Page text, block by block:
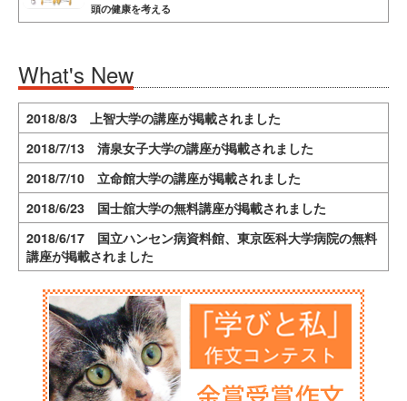
頭の健康を考える
What's New
2018/8/3 上智大学の講座が掲載されました
2018/7/13 清泉女子大学の講座が掲載されました
2018/7/10 立命館大学の講座が掲載されました
2018/6/23 国士舘大学の無料講座が掲載されました
2018/6/17 国立ハンセン病資料館、東京医科大学病院の無料
講座が掲載されました